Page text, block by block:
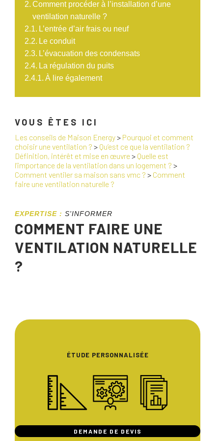
Comment procéder à l’installation d’une
ventilation naturelle ?
L’entrée d’air frais ou neuf
Le conduit
L’évacuation des condensats
La régulation du puits
À lire également
VOUS ÊTES ICI
Les conseils de Maison Energy> Pourquoi et comment
choisir une ventilation ? > Qu’est ce que la ventilation ?
Définition, intérêt et mise en œuvre > Quelle est
l’importance de la ventilation dans un logement ? >
Comment ventiler sa maison sans vmc ? > Comment
faire une ventilation naturelle ?
EXPERTISE : S'INFORMER
COMMENT FAIRE UNE
VENTILATION NATURELLE
?
ÉTUDE PERSONNALISÉE
DEMANDE DE DEVIS